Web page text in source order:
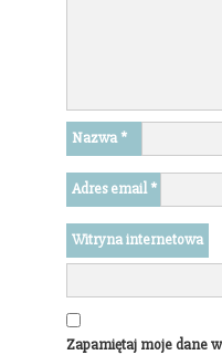
Nazwa*
Adres email*
Witryna internetowa
Zapamiętaj moje dane